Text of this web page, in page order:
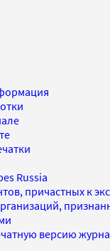
Russia
причастных к
версию